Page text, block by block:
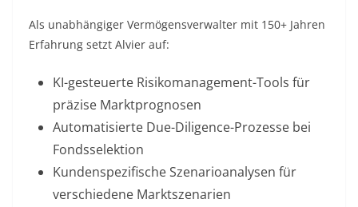
Als unabhängiger Vermögensverwalter mit 150+ Jahren
Erfahrung setzt Alvier auf:
KI-gesteuerte Risikomanagement-Tools für
präzise Marktprognosen
Automatisierte Due-Diligence-Prozesse bei
Fondsselektion
Kundenspezifische Szenarioanalysen für
verschiedene Marktszenarien